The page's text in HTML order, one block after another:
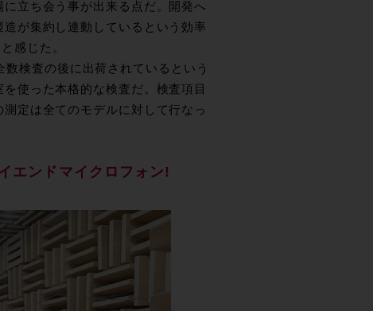
立ち会う事が出来る点だ。開発へ
が集約し連動しているという効率
感じた。
検査の後に出荷されているという
使った本格的な検査だ。検査項目
定は全てのモデルに対して行なっ
エンドマイクロフォン!